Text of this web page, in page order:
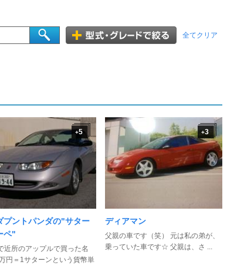
全てクリア
+5
プントパンダの"サター
ペ"
近所のアップルで買った名
円＝1サターンという貨幣単
+3
ディアマン
父親の車です（笑） 元は私の弟が、
乗っていた車です☆ 父親は、さ ...